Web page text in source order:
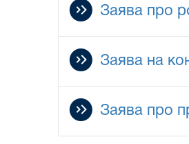
Заява про
Заява на
Заява про